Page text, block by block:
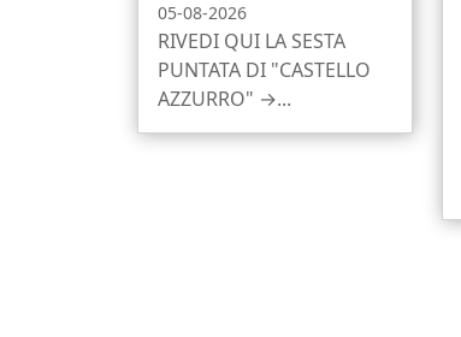
05-08-2026
RIVEDI QUI LA SESTA
PUNTATA DI "CASTELLO
AZZURRO" →...